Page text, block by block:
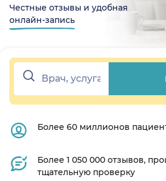
Честные отзывы и удобная
онлайн-запись
Более 60 миллионов
Более 1 050 000 отзывов,
тщательную проверку